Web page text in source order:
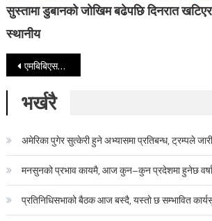
सुस्तामा डुबानको जोखिम बढेपछि दिनरात
स्थानीय
Post navigation
एमबिबिएसका लागि आयोगले तोकेभन्दा बढी शुल्क लिन नपाउने निर्णय
भर्खरै
अमेरिका पुगेर सुत्केरी हुने अभ्यासमा प्रतिबन्ध, ट्रम्पले
मनसुनको प्रभाव कायमै, आज कुन–कुन प्रदेशमा हुनेछ
प्रतिनिधिसभाको बैठक आज बस्दै, यस्तो छ सम्भावित